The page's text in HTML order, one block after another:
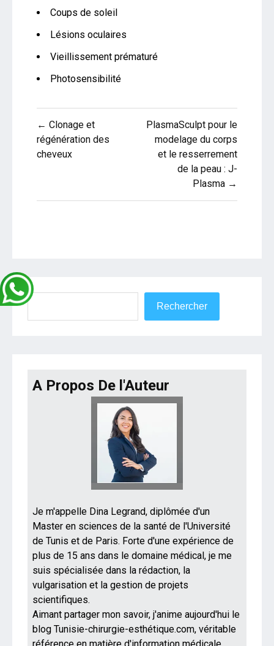
Coups de soleil
Lésions oculaires
Vieillissement prématuré
Photosensibilité
Navigation
de
← Clonage et
régénération des
cheveux
PlasmaSculpt pour le
modelage du corps
et le resserrement
de la peau : J-
Plasma →
Rechercher
Rechercher
A Propos De l'Auteur
Je m'appelle Dina Legrand, diplômée d'un
Master en sciences de la santé de l'Université
de Tunis et de Paris. Forte d'une expérience de
plus de 15 ans dans le domaine médical, je me
suis spécialisée dans la rédaction, la
vulgarisation et la gestion de projets
scientifiques.
Aimant partager mon savoir, j'anime aujourd'hui le
blog Tunisie-chirurgie-esthétique.com, véritable